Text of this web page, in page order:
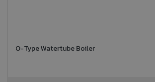
O-Type Watertube Boiler